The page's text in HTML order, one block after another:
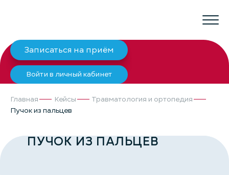
Записаться на приём
Войти в личный кабинет
Главная Кейсы
Травматология и ортопедия
Пучок из пальцев
ПУЧОК ИЗ ПАЛЬЦЕВ